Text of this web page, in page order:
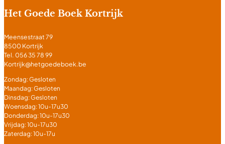
Het Goede Boek Kortrijk
Meensestraat 79
8500 Kortrijk
Tel. 056 35 78 99
Kortrijk@hetgoedeboek.be
Zondag: Gesloten
Maandag: Gesloten
Dinsdag: Gesloten
Woensdag: 10u-17u30
Donderdag: 10u-17u30
Vrijdag: 10u-17u30
Zaterdag: 10u-17u